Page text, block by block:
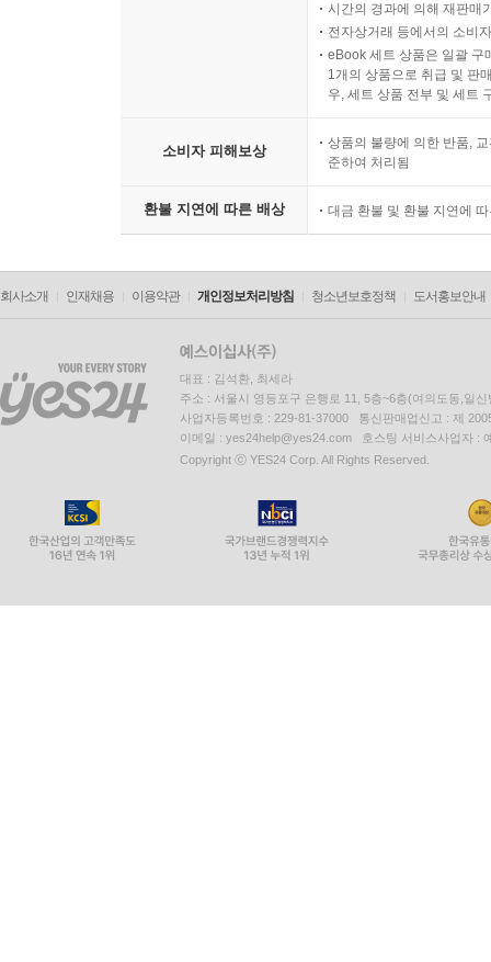
시간의 경과에 의해 재판매
전자상거래 등에서의 소비
eBook 세트 상품은 일괄 구
1개의 상품으로 취급 및 판
우, 세트 상품 전부 및 세트
소비자 피해보상
상품의 불량에 의한 반품,
준하여 처리됨
환불 지연에 따른 배상 대금 환불 및 환불 지연에
회사소개 인재채용 이용약관 개인정보처리방침 청소년보호정책 도서홍보안내
대표 : 김석환, 최세라
주소 : 서울시 영등포구 은행로 11, 5층~6층(여의도동,일신
사업자등록번호 : 229-81-37000 통신판매업신고 : 제
이메일 : yes24help@yes24.com 호스팅 서비스사업자 :
Copyright ⓒ YES24 Corp. All Rights Reserved.